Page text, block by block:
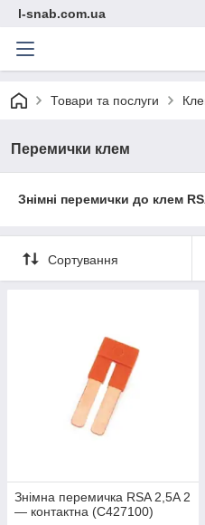
l-snab.com.ua
Товари та послуги
Перемички клем
Знімні перемички до клем
Сортування
Знімна перемичка RSA 2,5A 2
— контактна (С427100)